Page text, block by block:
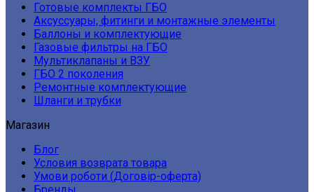
Готовые комплекты ГБО
Аксуссуары, фитинги и монтажные элементы
Баллоны и комплектующие
Газовые фильтры на ГБО
Мультиклапаны и ВЗУ
ГБО 2 поколения
Ремонтные комплектующие
Шланги и трубки
Магазин
Блог
Условия возврата товара
Умови роботи (Договір-оферта)
Бренды